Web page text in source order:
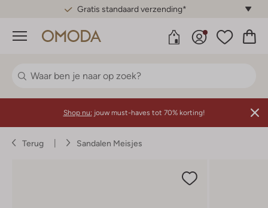
Gratis standaard verzending*
Menu
Shop nu: jouw must-haves tot 70% korting!
Terug Sandalen Meisjes